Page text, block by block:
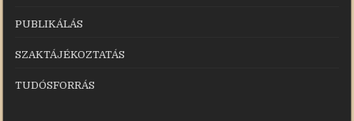
PUBLIKÁLÁS
SZAKTÁJÉKOZTATÁS
TUDÓSFORRÁS